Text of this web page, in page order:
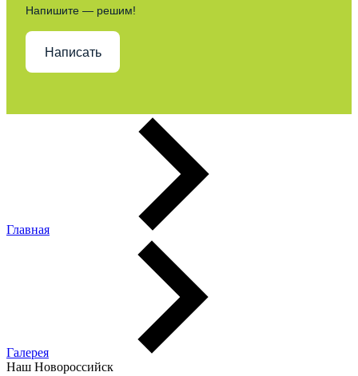
Напишите — решим!
Написать
Главная
Галерея
Наш Новороссийск